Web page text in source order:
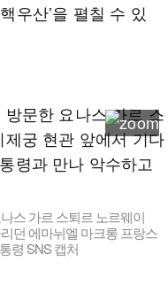
우산’을 펼칠 수 있
스 가르 스퇴르 노르웨이
던 에마뉘엘 마크롱 프랑스
령 SNS 캡처